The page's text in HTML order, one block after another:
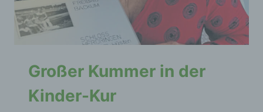
Großer Kummer in der
Kinder-Kur